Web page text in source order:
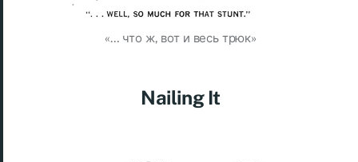
«… что ж, вот и весь трюк»
Nailing It